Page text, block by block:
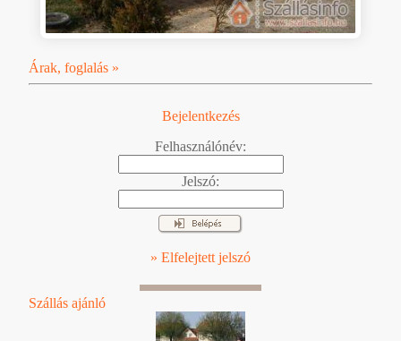
Árak, foglalás »
Bejelentkezés
Felhasználónév:
Jelszó:
» Elfelejtett jelszó
Szállás ajánló